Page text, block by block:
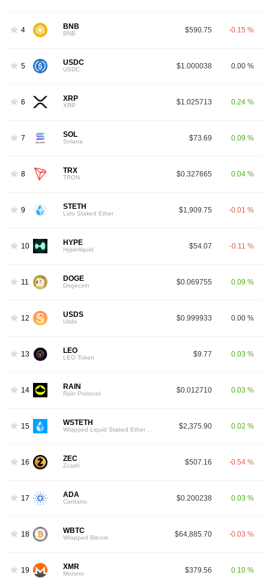
4 BNB
BNB $590.75 -0.15 %
5 USDC
USDC $1.000038 0.00 %
6 XRP
XRP $1.025713 0.24 %
7 SOL
Solana $73.69 0.09 %
8 TRX
TRON $0.327665 0.04 %
9 STETH
Lido Staked Ether $1,909.75 -0.01 %
10 HYPE
Hyperliquid $54.07 -0.11 %
11 DOGE
Dogecoin $0.069755 0.09 %
12 USDS
Usds $0.999933 0.00 %
13 LEO
LEO Token $9.77 0.03 %
14 RAIN
Rain Protocol $0.012710 0.03 %
15 WSTETH $2,375.90 0.02 %
16 ZEC
Zcash $507.16 -0.54 %
17 ADA
Cardano $0.200238 0.03 %
18 WBTC
Wrapped Bitcoin $64,885.70 -0.03 %
19 XMR
Monero $379.56 0.10 %